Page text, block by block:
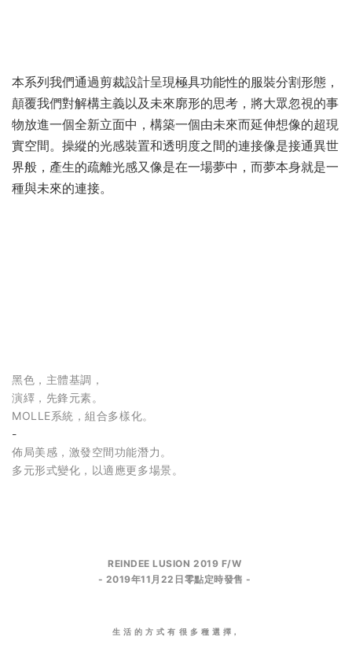
本系列我們通過剪裁設計呈現極具功能性的服裝分割形態，
顛覆我們對解構主義以及未來廓形的思考，將大眾忽視的事
物放進一個全新立面中，構築一個由未來而延伸想像的超現
實空間。操縱的光感裝置和透明度之間的連接像是接通異世
界般，產生的疏離光感又像是在一場夢中，而夢本身就是一
種與未來的連接。
黑色，主體基調，
演繹，先鋒元素。
MOLLE系統，組合多樣化。
-
佈局美感，激發空間功能潛力。
多元形式變化，以適應更多場景。
REINDEE LUSION 2019 F/W
- 2019年11月22日零點定時發售 -
生 活 的 方 式 有 很 多 種 選 擇，